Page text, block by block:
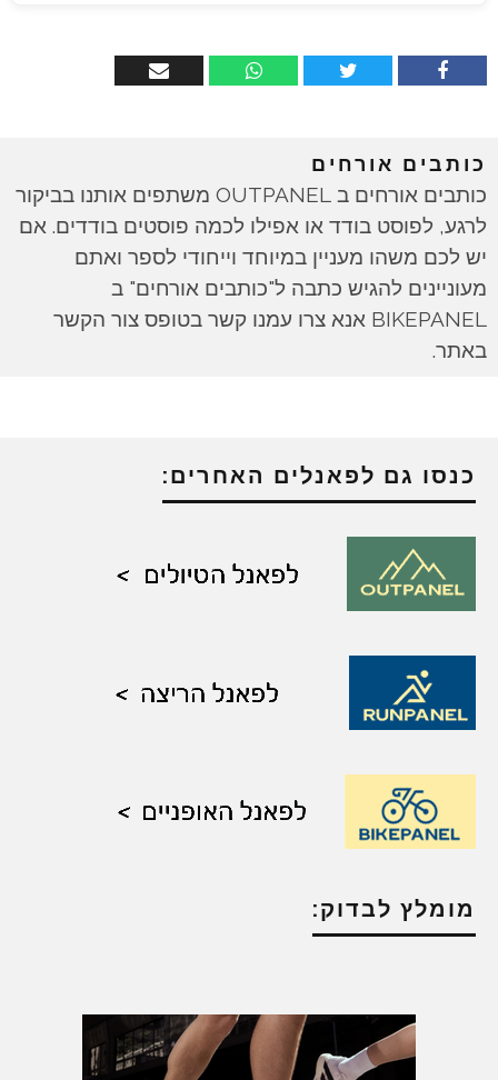
כותבים אורחים
כותבים אורחים ב OUTPANEL משתפים אותנו בביקור
לרגע, לפוסט בודד או אפילו לכמה פוסטים בודדים. אם
יש לכם משהו מעניין במיוחד וייחודי לספר ואתם
מעוניינים להגיש כתבה ל"כותבים אורחים" ב
BIKEPANEL אנא צרו עמנו קשר בטופס צור הקשר
באתר.
כנסו גם לפאנלים האחרים:
מומלץ לבדוק: